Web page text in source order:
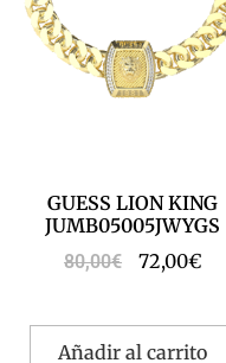
GUESS LION KING
JUMB05005JWYGS
80,00€ 72,00€
Añadir al carrito